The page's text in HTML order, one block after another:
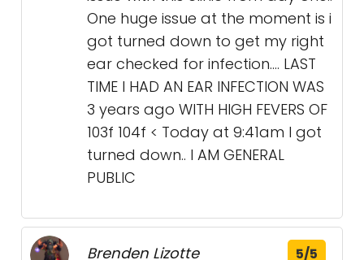
One huge issue at the moment is i
got turned down to get my right
ear checked for infection.... LAST
TIME I HAD AN EAR INFECTION WAS
3 years ago WITH HIGH FEVERS OF
103f 104f < Today at 9:41am I got
turned down.. I AM GENERAL
PUBLIC
Brenden Lizotte 5/5